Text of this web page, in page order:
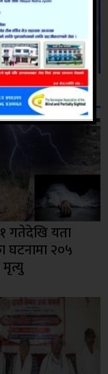
गतेदेखि यता
घटनामा २०५